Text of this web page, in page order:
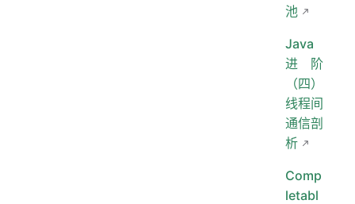
池
Java
进阶
（四）
线程间
通信剖
析
Comp
letabl